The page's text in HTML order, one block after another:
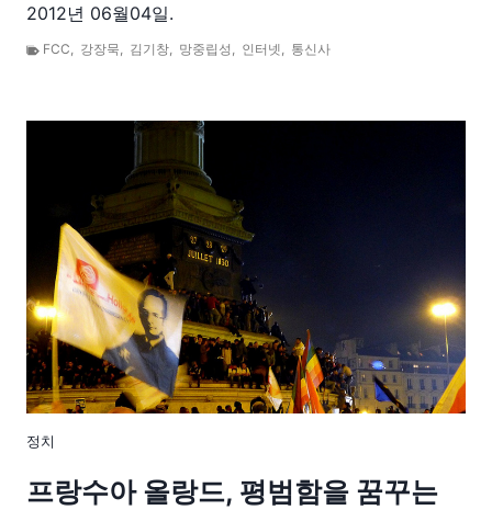
2012년 06월04일.
FCC, 강장묵, 김기창, 망중립성 , 인터넷, 통신사
정치
프랑수아 올랑드, 평범함을 꿈꾸는